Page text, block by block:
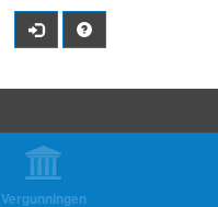
Vergunningen